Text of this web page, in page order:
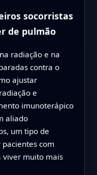
socorristas
de pulmão
radiação e na
contra o
ajustar
e
imunoterápico
aliado
um tipo de
com
viver muito mais